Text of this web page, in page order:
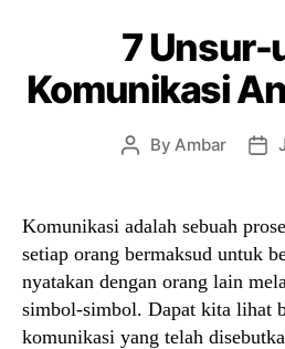
7
Komunikasi
PostByAmbar
Komunikasi adalah sebuah
setiap orang bermaksud untuk
nyatakan dengan orang lain
simbol-simbol. Dapat kita lihat
komunikasi yang telah